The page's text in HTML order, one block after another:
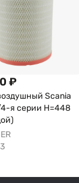
₽
Scania
я серии H=448